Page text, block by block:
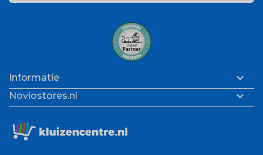
Informatie 
Noviostores.nl 